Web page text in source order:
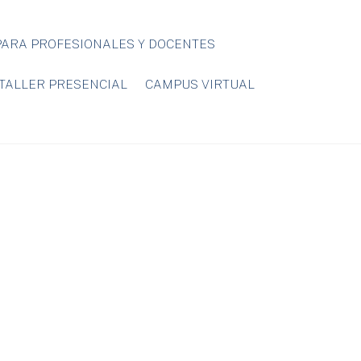
PROFESIONALES Y DOCENTES
PRESENCIAL CAMPUS VIRTUAL